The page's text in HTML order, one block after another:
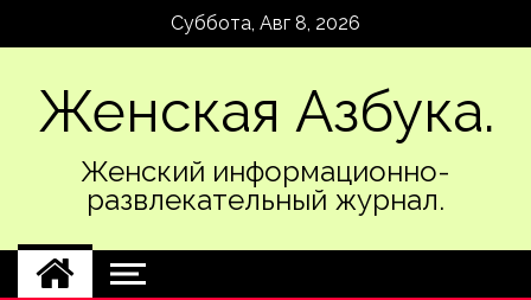
Суббота, Авг 8, 2026
Женская Азбука.
Женский информационно-
развлекательный журнал.